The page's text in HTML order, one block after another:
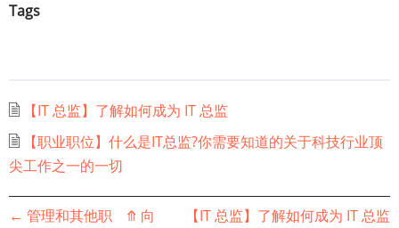
Tags
【IT 总监】了解如何成为 IT 总监
【职业职位】什么是IT总监?你需要知道的关于科技行业顶
尖工作之一的一切
书
← 管理和其他职
⤊ 向
【IT 总监】了解如何成为 IT 总监